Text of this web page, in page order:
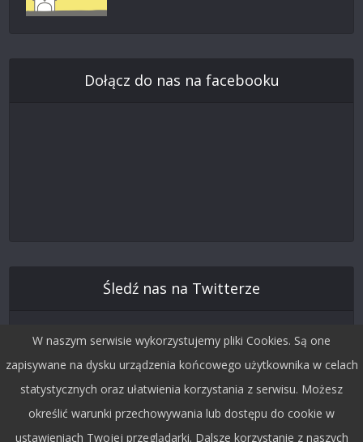
Dołącz do nas na facebooku
Śledź nas na Twitterze
W naszym serwisie wykorzystujemy pliki Cookies. Są one
zapisywane na dysku urządzenia końcowego użytkownika w celach
statystycznych oraz ułatwienia korzystania z serwisu. Możesz
określić warunki przechowywania lub dostępu do cookie w
ustawieniach Twojej przeglądarki. Dalsze korzystanie z naszych